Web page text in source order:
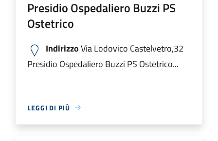
Presidio Ospedaliero Buzzi PS
Ostetrico
IndirizzoVia Lodovico Castelvetro,32
Presidio Ospedaliero Buzzi PS Ostetrico...
LEGGI DI PIÙ